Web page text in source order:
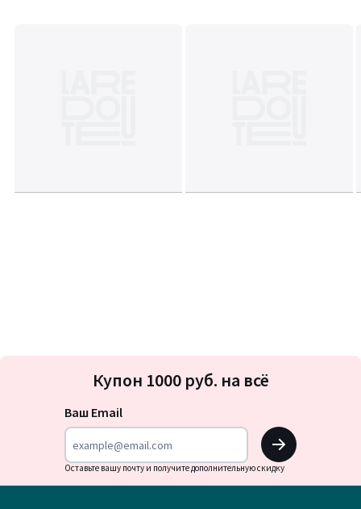
на
Купон 1000 руб. на всё
Ваш Email
OK
Оставьте вашу почту и получите дополнительную скидку